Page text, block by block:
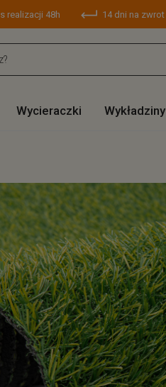
realizacji 48h 14 dni na zwrot
Wycieraczki Wykładziny